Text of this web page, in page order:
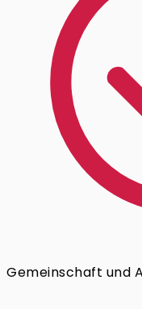
Gemeinschaft und